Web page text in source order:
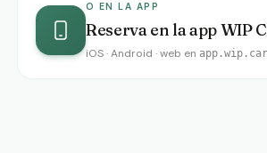
O EN LA APP
Reserva en la app WIP
iOS · Android ·web en